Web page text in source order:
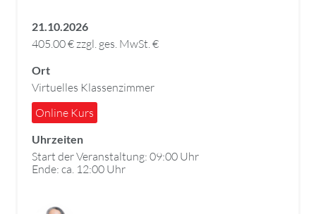
21.10.2026
405.00 € zzgl. ges. MwSt. €
Ort
Virtuelles Klassenzimmer
Online Kurs
Uhrzeiten
Start der Veranstaltung: 09:00 Uhr
Ende: ca. 12:00 Uhr